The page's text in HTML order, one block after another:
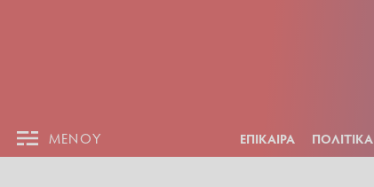
ΜΕΝΟΥ ΕΠΙΚΑΙΡΑ ΠΟΛΙΤΙΚΑ